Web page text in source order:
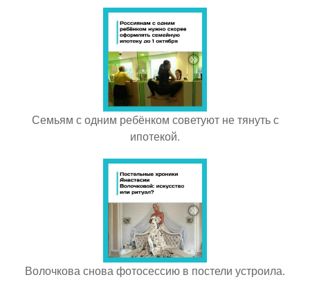
Семьям с одним ребёнком советуют не тянуть с
ипотекой.
Волочкова снова фотосессию в постели устроила.